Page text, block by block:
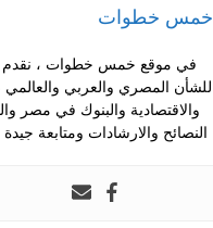
خمس خطوات
في موقع خمس خطوات ، نقدم
للشأن المصري والعربي والعالمي
والاقتصادية والبنوك في مصر
النصائح والارشادات ومتابعة